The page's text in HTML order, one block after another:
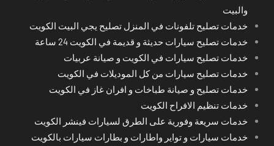
والبيت
خدمات تصليح تلفونات في المنزل تصليح يجي البيت الكويت
خدمات تصليح سيارات حديثة و قديمة في الكويت 24 ساعة
خدمات تصليح سيارات في الكويت و صيانة عربيات
خدمات تصليح سيارات من كل الموديلات في الكويت
خدمات تصليح و صيانة طباخات و افران غاز في الكويت
خدمات تنظيم الافراح الكويت
خدمات سريعة وفورية على الطرق لسيارات فينشر الكويت
خدمات سيارات و تواير واطارات و بطارات سيارات بالكويت